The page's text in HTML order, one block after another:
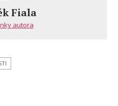
Fiala
autora